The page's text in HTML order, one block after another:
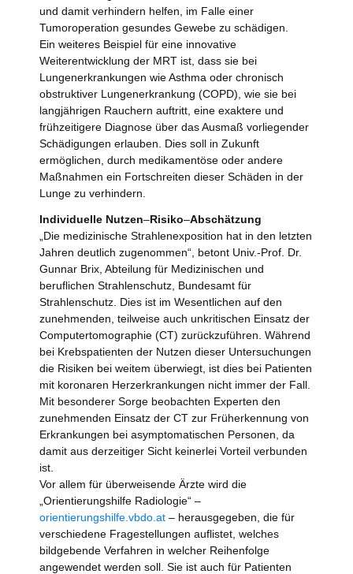
und damit verhindern helfen, im Falle einer
Tumoroperation gesundes Gewebe zu schädigen.
Ein weiteres Beispiel für eine innovative
Weiterentwicklung der MRT ist, dass sie bei
Lungenerkrankungen wie Asthma oder chronisch
obstruktiver Lungenerkrankung (COPD), wie sie bei
langjährigen Rauchern auftritt, eine exaktere und
frühzeitigere Diagnose über das Ausmaß vorliegender
Schädigungen erlauben. Dies soll in Zukunft
ermöglichen, durch medikamentöse oder andere
Maßnahmen ein Fortschreiten dieser Schäden in der
Lunge zu verhindern.
Individuelle Nutzen–Risiko–Abschätzung
„Die medizinische Strahlenexposition hat in den letzten
Jahren deutlich zugenommen“, betont Univ.-Prof. Dr.
Gunnar Brix, Abteilung für Medizinischen und
beruflichen Strahlenschutz, Bundesamt für
Strahlenschutz. Dies ist im Wesentlichen auf den
zunehmenden, teilweise auch unkritischen Einsatz der
Computertomographie (CT) zurückzuführen. Während
bei Krebspatienten der Nutzen dieser Untersuchungen
die Risiken bei weitem überwiegt, ist dies bei Patienten
mit koronaren Herzerkrankungen nicht immer der Fall.
Mit besonderer Sorge beobachten Experten den
zunehmenden Einsatz der CT zur Früherkennung von
Erkrankungen bei asymptomatischen Personen, da
damit aus derzeitiger Sicht keinerlei Vorteil verbunden
ist.
Vor allem für überweisende Ärzte wird die
„Orientierungshilfe Radiologie“ –
orientierungshilfe.vbdo.at – herausgegeben, die für
verschiedene Fragestellungen auflistet, welches
bildgebende Verfahren in welcher Reihenfolge
angewendet werden soll. Sie ist auch für Patienten